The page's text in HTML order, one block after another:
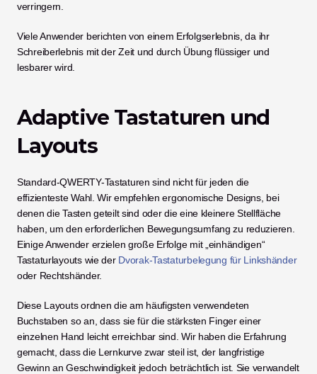
verringern.
Viele Anwender berichten von einem Erfolgserlebnis, da ihr
Schreiberlebnis mit der Zeit und durch Übung flüssiger und
lesbarer wird.
Adaptive Tastaturen und
Layouts
Standard-QWERTY-Tastaturen sind nicht für jeden die
effizienteste Wahl. Wir empfehlen ergonomische Designs, bei
denen die Tasten geteilt sind oder die eine kleinere Stellfläche
haben, um den erforderlichen Bewegungsumfang zu reduzieren.
Einige Anwender erzielen große Erfolge mit „einhändigen“
Tastaturlayouts wie der Dvorak-Tastaturbelegung für Linkshänder
oder Rechtshänder.
Diese Layouts ordnen die am häufigsten verwendeten
Buchstaben so an, dass sie für die stärksten Finger einer
einzelnen Hand leicht erreichbar sind. Wir haben die Erfahrung
gemacht, dass die Lernkurve zwar steil ist, der langfristige
Gewinn an Geschwindigkeit jedoch beträchtlich ist. Sie verwandelt